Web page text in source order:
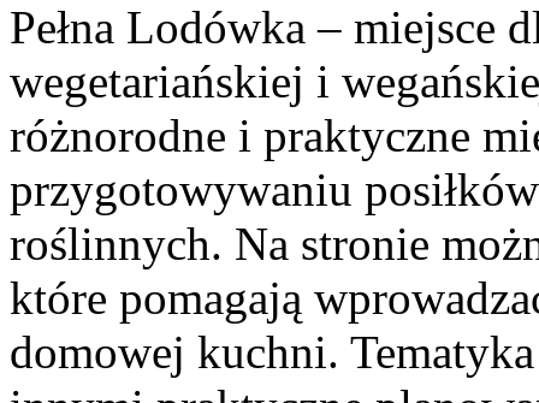
Pełna Lodówka – miejsce
wegetariańskiej i
różnorodne i praktyczne
przygotowywaniu
roślinnych. Na stronie
które pomagają
domowej kuchni.